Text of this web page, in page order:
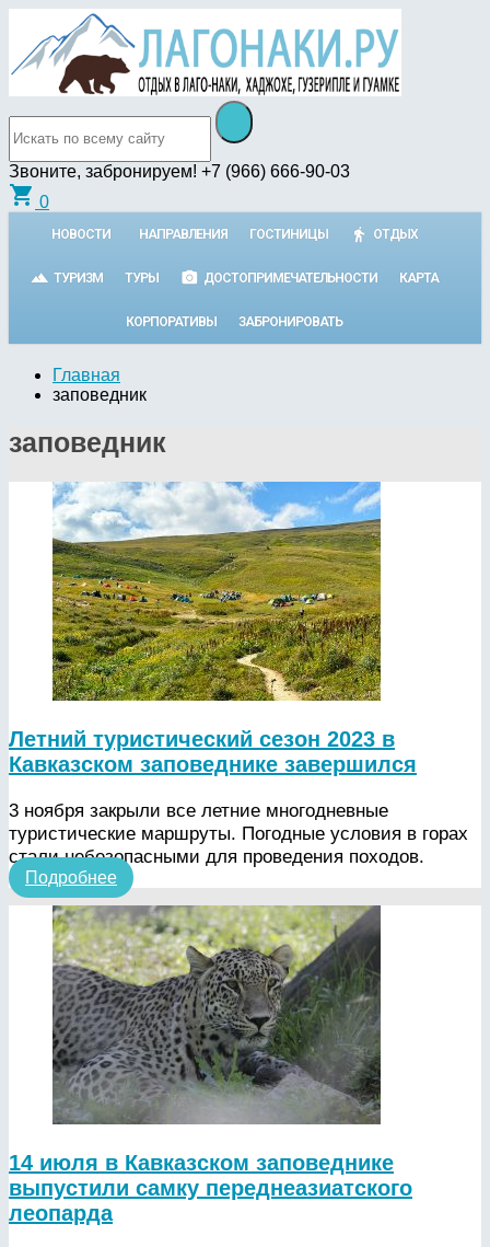
Звоните, забронируем! +7 (966) 666-90-03
shopping_cart 0
НОВОСТИ НАПРАВЛЕНИЯ ГОСТИНИЦЫ ОТДЫХ
ТУРИЗМ ТУРЫ ДОСТОПРИМЕЧАТЕЛЬНОСТИ КАРТА
КОРПОРАТИВЫ ЗАБРОНИРОВАТЬ
Главная
заповедник
заповедник
Летний туристический сезон 2023 в
Кавказском заповеднике завершился
3 ноября закрыли все летние многодневные
туристические маршруты. Погодные условия в горах
стали небезопасными для проведения походов.
Подробнее
14 июля в Кавказском заповеднике
выпустили самку переднеазиатского
леопарда